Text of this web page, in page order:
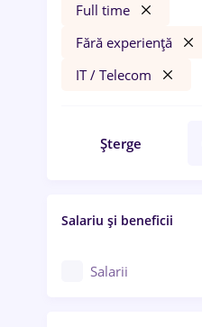
Full time
Fără experiență
IT / Telecom
Șterge
Salariu și beneficii
Salarii